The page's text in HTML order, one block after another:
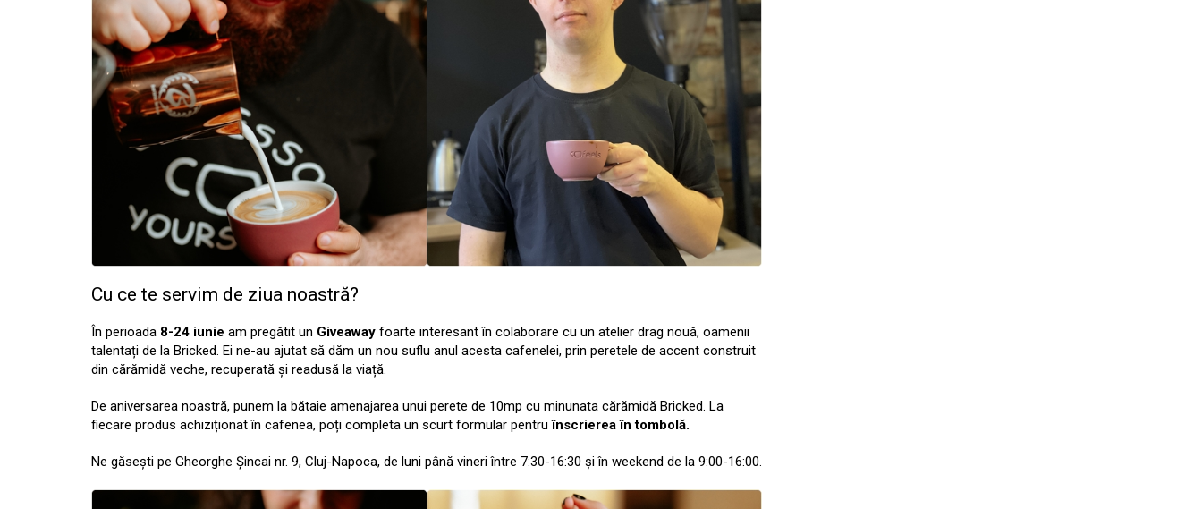
Cu ce te servim de ziua noastră?
În perioada 8-24 iunie am pregătit un Giveaway foarte interesant în colaborare cu un atelier drag nouă, oamenii
talentați de la Bricked. Ei ne-au ajutat să dăm un nou suflu anul acesta cafenelei, prin peretele de accent construit
din cărămidă veche, recuperată și readusă la viață.
De aniversarea noastră, punem la bătaie amenajarea unui perete de 10mp cu minunata cărămidă Bricked. La
fiecare produs achiziționat în cafenea, poți completa un scurt formular pentru înscrierea în tombolă.
Ne găsești pe Gheorghe Șincai nr. 9, Cluj-Napoca, de luni până vineri între 7:30-16:30 și în weekend de la 9:00-16:00.